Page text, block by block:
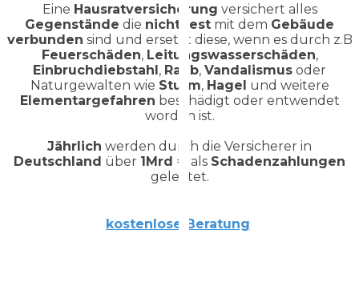
Eine Hausratversicherung versichert alles
Gegenstände die nicht fest mit dem Gebäude
verbunden sind und ersetzt diese, wenn es durch z.B
Feuerschäden, Leitungswasserschäden,
Einbruchdiebstahl, Raub, Vandalismus oder
Naturgewalten wie Sturm, Hagel und weitere
Elementargefahren beschädigt oder entwendet
worden ist.
Jährlich werden durch die Versicherer in
Deutschland über 1Mrd € als Schadenzahlungen
geleistet.
kostenlose Beratung